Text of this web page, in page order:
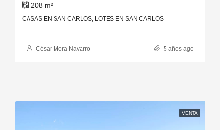
208 m²
CASAS EN SAN CARLOS, LOTES EN SAN CARLOS
César Mora Navarro 5 años ago
VENTA